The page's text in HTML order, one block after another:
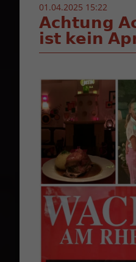
01.04.2025 15:22
𝗔𝗰𝗵𝘁𝘂𝗻𝗴
𝗶𝘀𝘁 𝗸𝗲𝗶𝗻